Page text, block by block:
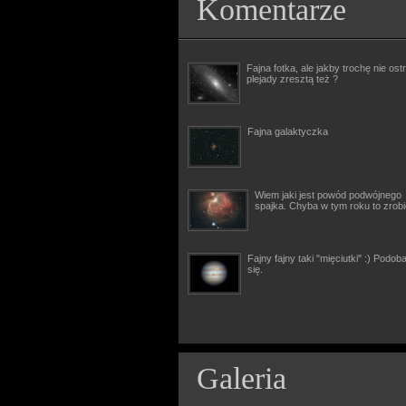
Komentarze
Fajna fotka, ale jakby trochę nie
plejady zresztą też ?
Fajna galaktyczka
Wiem jaki jest powód podwójnego
spajka. Chyba w tym roku to
Fajny fajny taki "mięciutki" :)
się.
Galeria